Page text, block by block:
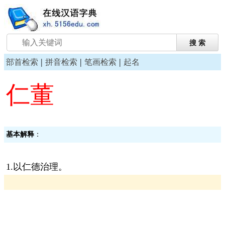
部首检索 | 拼音检索 | 笔画检索 | 起名
仁董
基本解释 ：
1.以仁德治理。